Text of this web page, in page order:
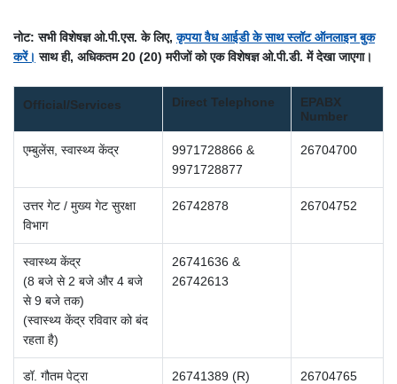
नोट: सभी विशेषज्ञ ओ.पी.एस. के लिए,कृपया वैध आईडी के साथ स्लॉट ऑनलाइन बुक
करें। साथ ही, अधिकतम 20 (20) मरीजों को एक विशेषज्ञ ओ.पी.डी. में देखा जाएगा।
Official/Services Direct Telephone
EPABX
Number
एम्बुलेंस, स्वास्थ्य केंद्र
9971728866 &
9971728877
26704700
उत्तर गेट / मुख्य गेट सुरक्षा
विभाग
26742878 26704752
स्वास्थ्य केंद्र
(8 बजे से 2 बजे और 4 बजे
से 9 बजे तक)
(स्वास्थ्य केंद्र रविवार को बंद
रहता है)
26741636 &
26742613
डॉ. गौतम पेट्रा
26741389 (R)
26704765